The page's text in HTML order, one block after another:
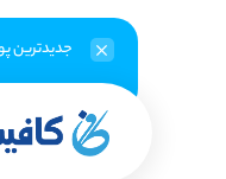
جدیدترین